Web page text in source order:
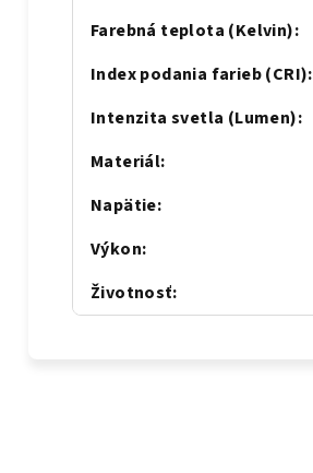
Farebná teplota (Kelvin):
Index podania farieb (CRI):
Intenzita svetla (Lumen):
Materiál:
Napätie:
Výkon:
Životnosť: